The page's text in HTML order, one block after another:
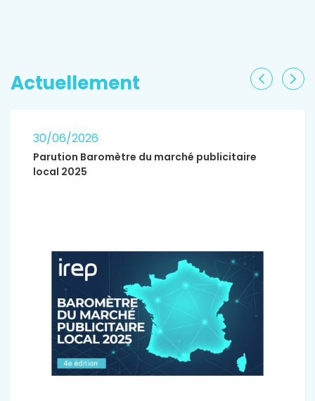
Actuellement
30/06/2026
Parution Baromètre du marché publicitaire
local 2025